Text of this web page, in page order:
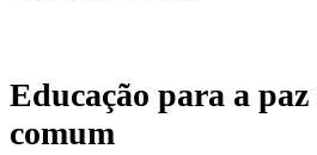
Educação para a paz
comum